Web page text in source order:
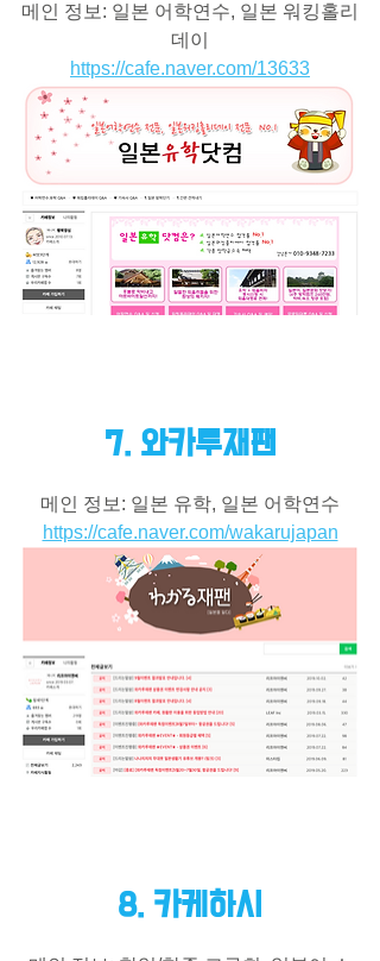
메인 정보: 일본 어학연수, 일본 워킹홀리
데이
https://cafe.naver.com/13633
7. 와카루재팬
메인 정보: 일본 유학, 일본 어학연수
https://cafe.naver.com/wakarujapan
8. 카케하시